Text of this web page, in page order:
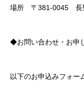
場所 〒381-0045 長
◆お問い合わせ・お申
以下のお申込みフォー